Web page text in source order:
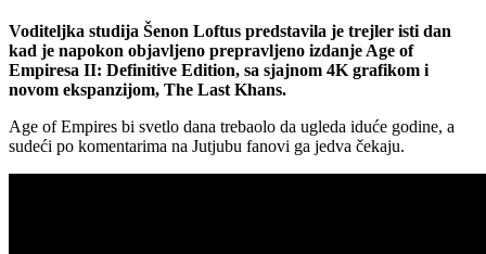
Voditeljka studija Šenon Loftus predstavila je trejler isti dan
kad je napokon objavljeno prepravljeno izdanje Age of
Empiresa II: Definitive Edition, sa sjajnom 4K grafikom i
novom ekspanzijom, The Last Khans.
Age of Empires bi svetlo dana trebaolo da ugleda iduće godine, a
sudeći po komentarima na Jutjubu fanovi ga jedva čekaju.